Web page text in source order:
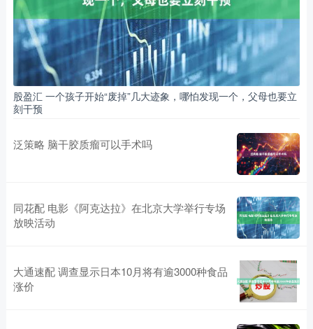
股盈汇 一个孩子开始“废掉”几大迹象，哪怕发现一个，父母也要立
刻干预
泛策略 脑干胶质瘤可以手术吗
同花配 电影《阿克达拉》在北京大学举行专场
放映活动
大通速配 调查显示日本10月将有逾3000种食品
涨价